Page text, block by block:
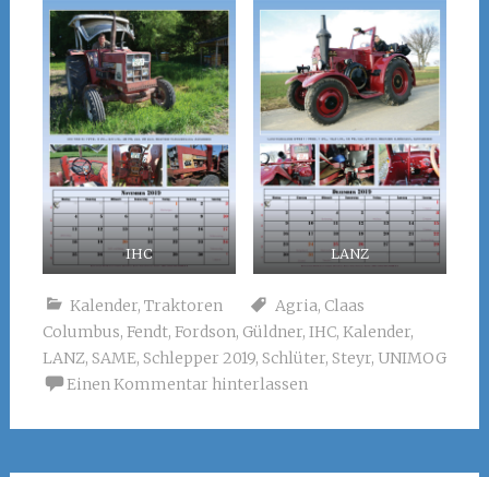
IHC LANZ
Kalender, Traktoren Agria, Claas
Columbus, Fendt, Fordson, Güldner, IHC, Kalender,
LANZ, SAME, Schlepper 2019, Schlüter, Steyr, UNIMOG
Einen Kommentar hinterlassen